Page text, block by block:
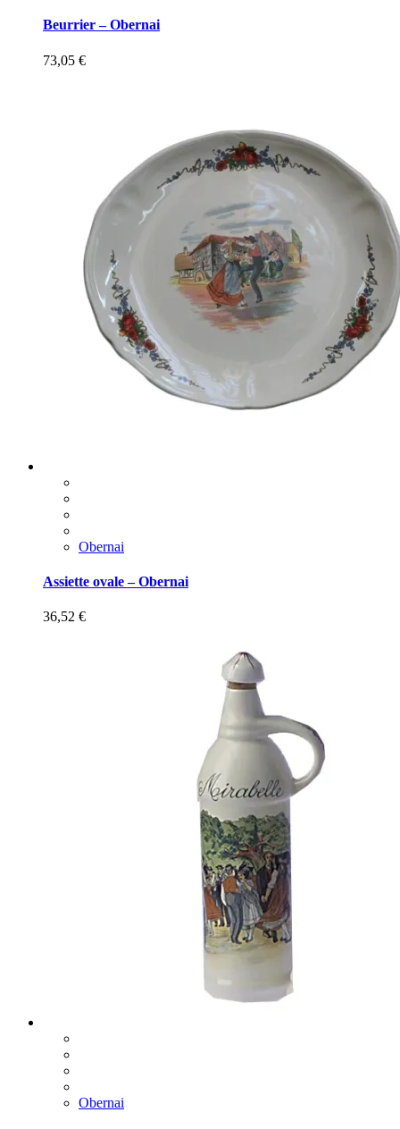
Beurrier – Obernai
73,05 €
Obernai
Assiette ovale – Obernai
36,52 €
Obernai